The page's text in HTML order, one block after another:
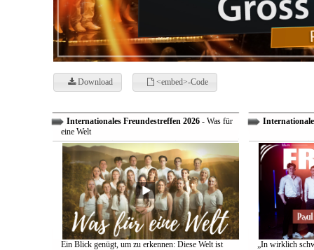
Download <embed>-Code
Internationales Freundestreffen 2026- Was für
eine Welt
Ein Blick genügt, um zu erkennen: Diese Welt ist
„In wirklich